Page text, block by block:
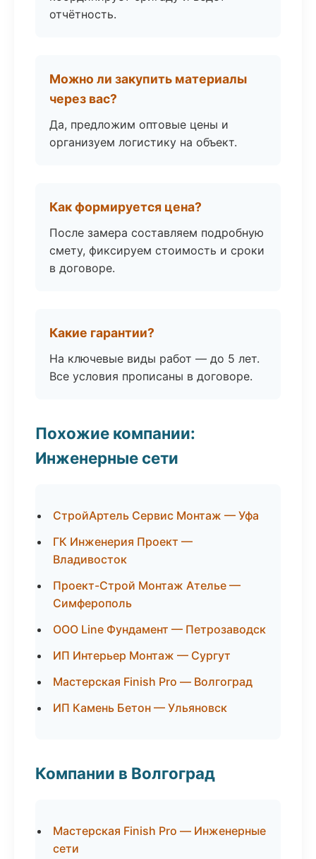
отчётность.
Можно ли закупить материалы
через вас?
Да, предложим оптовые цены и
организуем логистику на объект.
Как формируется цена?
После замера составляем подробную
смету, фиксируем стоимость и сроки
в договоре.
Какие гарантии?
На ключевые виды работ — до 5 лет.
Все условия прописаны в договоре.
Похожие компании:
Инженерные сети
СтройАртель Сервис Монтаж — Уфа
ГК Инженерия Проект —
Владивосток
Проект-Строй Монтаж Ателье —
Симферополь
ООО Line Фундамент — Петрозаводск
ИП Интерьер Монтаж — Сургут
Мастерская Finish Pro — Волгоград
ИП Камень Бетон — Ульяновск
Компании в Волгоград
Мастерская Finish Pro — Инженерные
сети